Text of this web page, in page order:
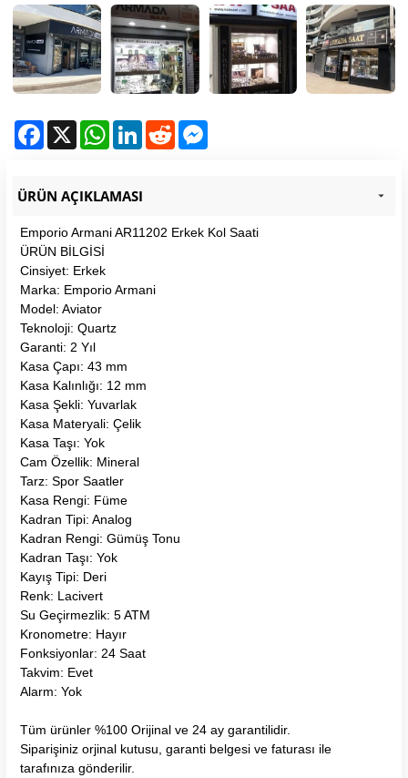
Facebook
X WhatsAppLinkedInReddit
ÜRÜN AÇIKLAMASI
Emporio Armani AR11202 Erkek Kol Saati
ÜRÜN BİLGİSİ
Cinsiyet: Erkek
Marka: Emporio Armani
Model: Aviator
Teknoloji: Quartz
Garanti: 2 Yıl
Kasa Çapı: 43 mm
Kasa Kalınlığı: 12 mm
Kasa Şekli: Yuvarlak
Kasa Materyali: Çelik
Kasa Taşı: Yok
Cam Özellik: Mineral
Tarz: Spor Saatler
Kasa Rengi: Füme
Kadran Tipi: Analog
Kadran Rengi: Gümüş Tonu
Kadran Taşı: Yok
Kayış Tipi: Deri
Renk: Lacivert
Su Geçirmezlik: 5 ATM
Kronometre: Hayır
Fonksiyonlar: 24 Saat
Takvim: Evet
Alarm: Yok
Tüm ürünler %100 Orijinal ve 24 ay garantilidir.
Siparişiniz orjinal kutusu, garanti belgesi ve faturası ile
tarafınıza gönderilir.